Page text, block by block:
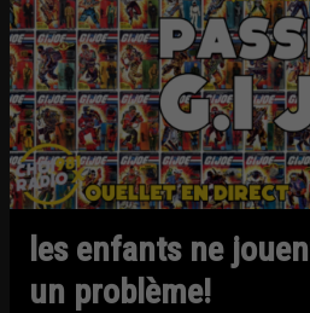
les enfants ne
un problème!